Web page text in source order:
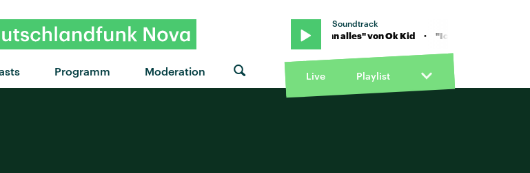
Programm Moderation
Soundtrack
"Ich kann alles" von Ok Kid · "Ich kann alles" von Ok Kid · "Ich kann alles" von Ok Kid
Live Playlist